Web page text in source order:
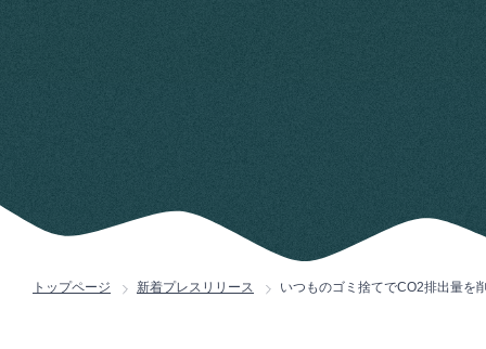
トップページ 新着プレスリリース いつものゴミ捨てでCO2排出量を